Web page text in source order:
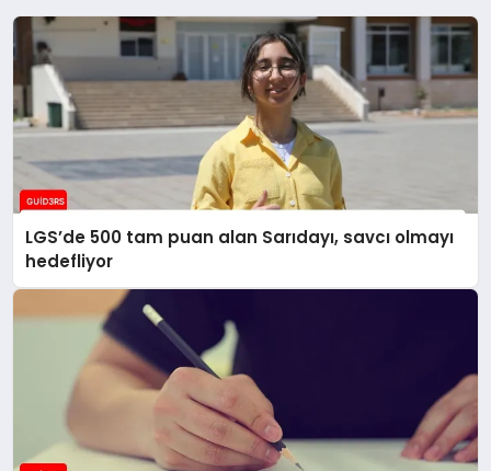
LGS’de 500 tam puan alan Sarıdayı, savcı olmayı
hedefliyor